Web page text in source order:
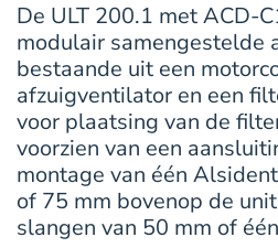
De ULT 200.1 met ACD-
modulair samengestelde
bestaande uit een
afzuigventilator en een
voor plaatsing van de
voorzien van een
montage van één
of 75 mm bovenop de
slangen van 50 mm of